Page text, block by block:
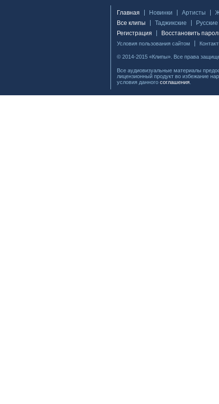
Главная Новинки Артисты
Все клипы
Таджикские
Русские
Регистрация
Восстановить
Условия пользования сайтом
© 2014-2015 «Клипы». Все права
Все аудиовизуальные материалы
лицензионный продукт во избежание
условия данного соглашения